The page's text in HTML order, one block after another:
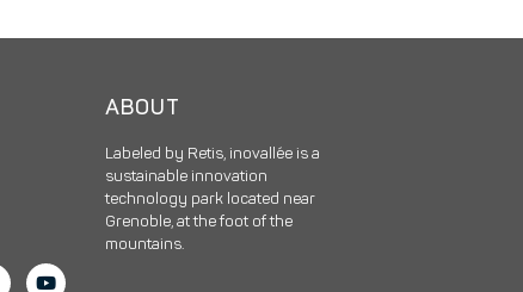
ABOUT
Labeled by Retis, inovallée is a
sustainable innovation
technology park located near
Grenoble, at the foot of the
mountains.